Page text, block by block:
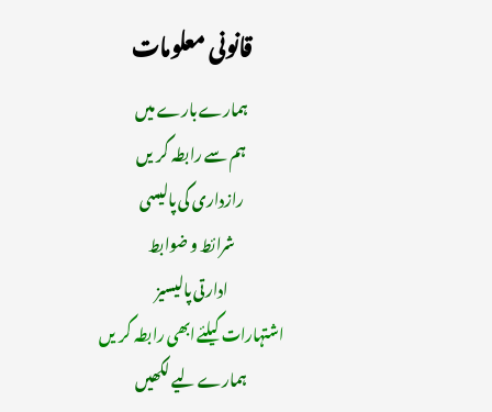
قانونی معلومات
ہمارے بارے میں
ہم سے رابطہ کریں
رازداری کی پالیسی
شرائط و ضوابط
ادارتی پالیسیز
اشتہارات کیلئے ابھی رابطہ کریں
ہمارے لیے لکھیں